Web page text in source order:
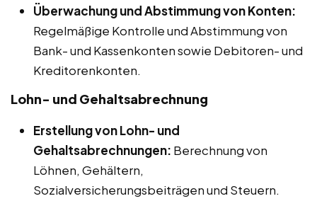
Überwachung und Abstimmung von Konten:
Regelmäßige Kontrolle und Abstimmung von
Bank- und Kassenkonten sowie Debitoren- und
Kreditorenkonten.
Lohn- und Gehaltsabrechnung
Erstellung von Lohn- und
Gehaltsabrechnungen: Berechnung von
Löhnen, Gehältern,
Sozialversicherungsbeiträgen und Steuern.